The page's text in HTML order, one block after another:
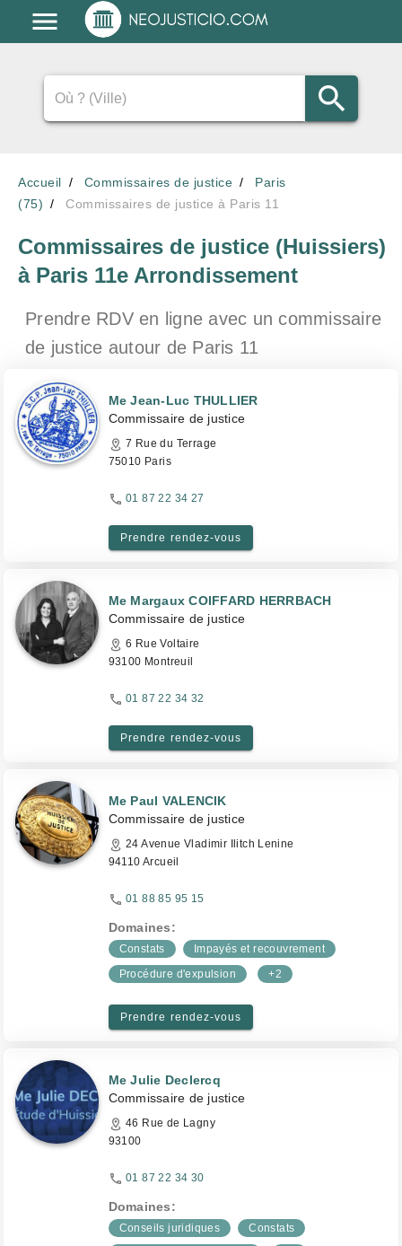
Accueil Commissaires de justice
Paris
(75)
Commissaires de justice à Paris 11
Commissaires de justice (Huissiers)
à Paris 11e Arrondissement
Prendre RDV en ligne avec un commissaire
de justice autour de Paris 11
Me Jean-Luc THULLIER
Commissaire de justice
7 Rue du Terrage
75010 Paris
01 87 22 34 27
Prendre rendez-vous
Me Margaux COIFFARD HERRBACH
Commissaire de justice
6 Rue Voltaire
93100 Montreuil
01 87 22 34 32
Prendre rendez-vous
Me Paul VALENCIK
Commissaire de justice
24 Avenue Vladimir Ilitch Lenine
94110 Arcueil
01 88 85 95 15
Domaines:
Constats
Impayés et recouvrement
Procédure d'expulsion
+2
Prendre rendez-vous
Me Julie Declercq
Commissaire de justice
46 Rue de Lagny
93100
01 87 22 34 30
Domaines:
Conseils juridiques
Constats